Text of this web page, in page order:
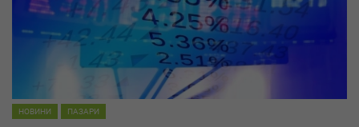
НОВИНИ ПАЗАРИ